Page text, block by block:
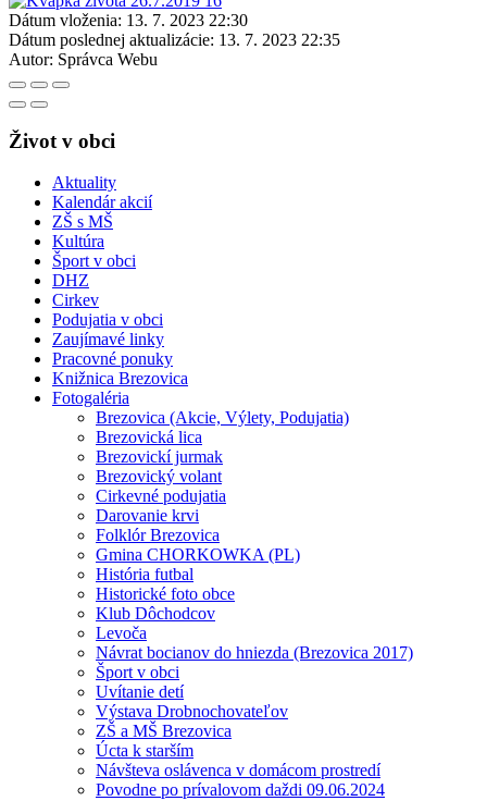
Dátum vloženia: 13. 7. 2023 22:30
Dátum poslednej aktualizácie: 13. 7. 2023 22:35
Autor: Správca Webu
Život v obci
Aktuality
Kalendár akcií
ZŠ s MŠ
Kultúra
Šport v obci
DHZ
Cirkev
Podujatia v obci
Zaujímavé linky
Pracovné ponuky
Knižnica Brezovica
Fotogaléria
Brezovica (Akcie, Výlety, Podujatia)
Brezovická lica
Brezovickí jurmak
Brezovický volant
Cirkevné podujatia
Darovanie krvi
Folklór Brezovica
Gmina CHORKOWKA (PL)
História futbal
Historické foto obce
Klub Dôchodcov
Levoča
Návrat bocianov do hniezda (Brezovica 2017)
Šport v obci
Uvítanie detí
Výstava Drobnochovateľov
ZŠ a MŠ Brezovica
Úcta k starším
Návšteva oslávenca v domácom prostredí
Povodne po prívalovom daždi 09.06.2024